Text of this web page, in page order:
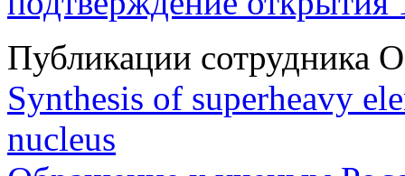
Публикации
Synthesis of superheavy
nucleus